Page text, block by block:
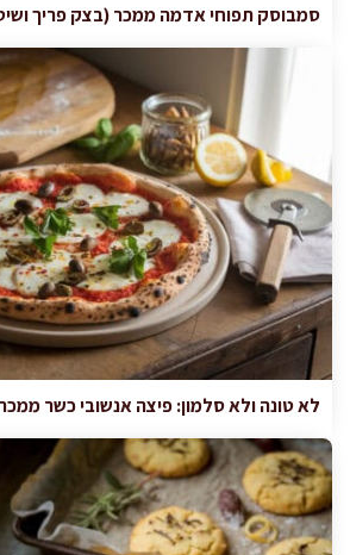
סמבוסק תפוחי אדמה ממכר (בצק פריך
לא טונה ולא סלמון: פיצה אנשובי כשר